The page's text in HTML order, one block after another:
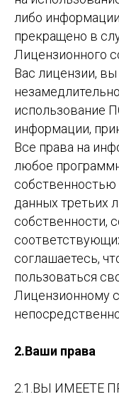
либо
прекращено в
Лицензионного
Вас лицензии,
использование
информации,
Все права на
любое
данных третьих
собственности,
соглашаетесь,
пользоваться
Лицензионному
2.Ваши права
2.1.ВЫ ИМЕЕТЕ